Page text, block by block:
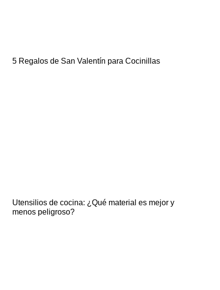
5 Regalos de San Valentín para Cocinillas
Utensilios de cocina: ¿Qué material es mejor y
menos peligroso?